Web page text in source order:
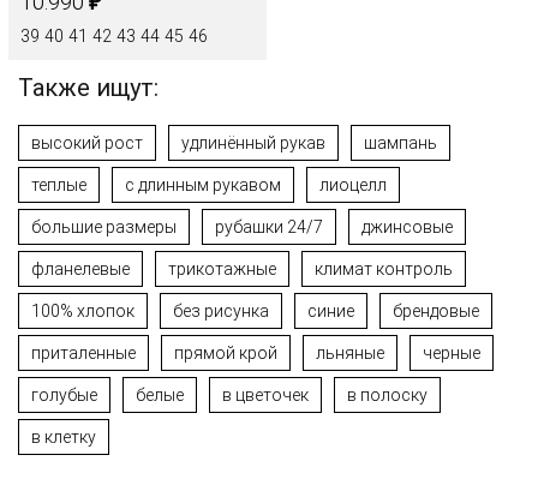
39 40 41 42 43 44 45 46
Также ищут:
высокий рост удлинённый рукав шампань
теплые с длинным рукавом лиоцелл
большие размеры рубашки 24/7 джинсовые
фланелевые трикотажные климат контроль
100% хлопок без рисунка синие брендовые
приталенные прямой крой льняные черные
голубые белые в цветочек в полоску
в клетку